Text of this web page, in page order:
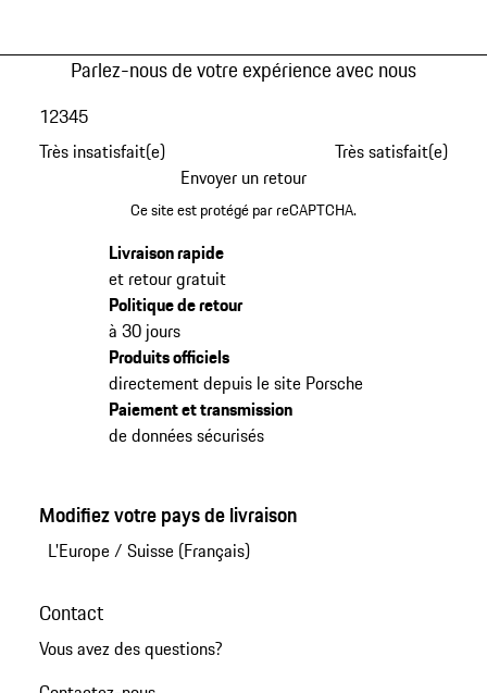
Parlez-nous de votre expérience avec nous
Très insatisfait(e)
12345
Très satisfait(e)
Envoyer un retour
Ce site est protégé par reCAPTCHA.
Livraison rapide
et retour gratuit
Politique de retour
à 30 jours
Produits officiels
directement depuis le site Porsche
Paiement et transmission
de données sécurisés
Modifiez votre pays de livraison
L'Europe/ Suisse (Français)
Contact
Vous avez des questions?